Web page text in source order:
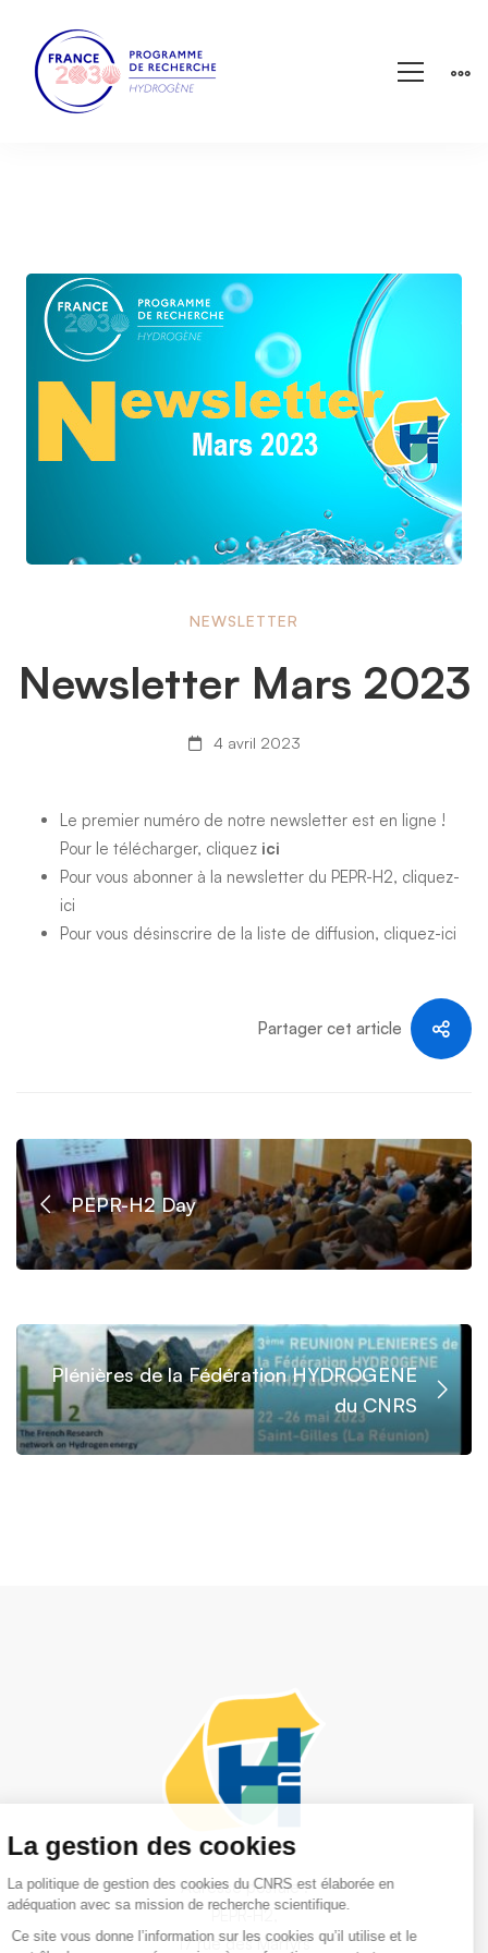
Newsletter
Mars
NEWSLETTER
Newsletter Mars 2023
4 avril 2023
Le premier numéro de notre newsletter est en ligne !
Pour le télécharger, cliquez ici
Pour vous abonner à la newsletter du PEPR-H2, cliquez-
ici
Pour vous désinscrire de la liste de diffusion, cliquez-ici
Partager cet article
PEPR-H2 Day
Plénières de la Fédération HYDROGENE
du CNRS
Adresse postale :
PEPR-H2,
17 rue des Martyrs